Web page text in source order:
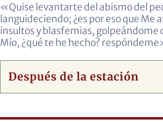
«Quise levantarte del abismo del
languideciendo; ¿es por eso que Me
insultos y blasfemias,
Mío, ¿qué te he hecho?
Después de la estación